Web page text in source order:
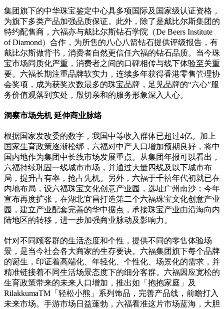
集团旗下的中华珠宝鉴定中心具多项国际及国家级认证资格，
为旗下多类产品加强品质保证。此外，除了是戴比尔斯集团的
特约配售商，六福亦与戴比尔斯钻石学院（De Beers Institute
of Diamond）合作，为所售的八心八箭钻石提供评级报告，有
戴比尔斯做背书，消费者自然更信任六福的钻石品质。当今珠
宝市场同质化严重，消费者之间的口碑相传与线下体验至关重
要。六福长期注重品牌软实力，连续多年获得香港零售管理协
会奖项，成为获奖次数最多的珠宝品牌，足见品牌的“六心”服
务价值观落到实处，殷切亲和的服务形象深入人心。
洞察市场先机 延伸商业脉络
根据国家发改委的数字，我国中等收入群体已超过4亿。加上
国家生育政策逐渐松绑，六福对中产人口增加预期良好，将中
国内地作为集团中长线市场发展重点。从集团年报可以看出，
六福持续巩固一线城市市场，并通过大量四线及以下城市布
局，提升占有率，抢占先机。另外，六福于千禧年代初就已在
内地布局，设六福珠宝文化创意产业园，选址广州南沙；今年
宣布再度扩张，在湖北宜昌打造第二个六福珠宝文化创意产业
园，建立产业配套完善的华中据点，承接珠宝产业由沿海向内
陆地区的转移，进一步加强商业脉动及影响力。
针对不同顾客群的生活态度和个性，提供不同的零售体验场
景，是当今社会各大商家的生存要诀。六福集团旗下每个品牌
的诞生，印证着高端化、年轻化、个性化、场景化的需求，并
精准链接着不同生活场景态度下的细分客群。六福因应宽松的
生育政策带来的未来人口增加，推出如「抱抱家庭」及
RilakkumaTM「轻松小熊」系列饰品，完善产品线，前瞻打入
未来市场。手游市场日益蓬勃，六福看准这片市场蓝海，大胆